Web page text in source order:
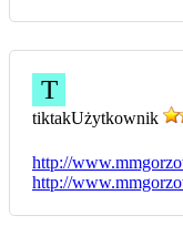
T
tiktakUżytkownik
http://
http://